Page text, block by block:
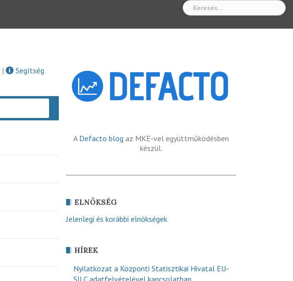
|
Segítség
A Defacto blog az MKE-vel együttműködésben
készül.
ELNÖKSÉG
Jelenlegi és korábbi elnökségek
HÍREK
Nyilatkozat a Központi Statisztikai Hivatal EU-
SILC adatfelvételével kapcsolatban